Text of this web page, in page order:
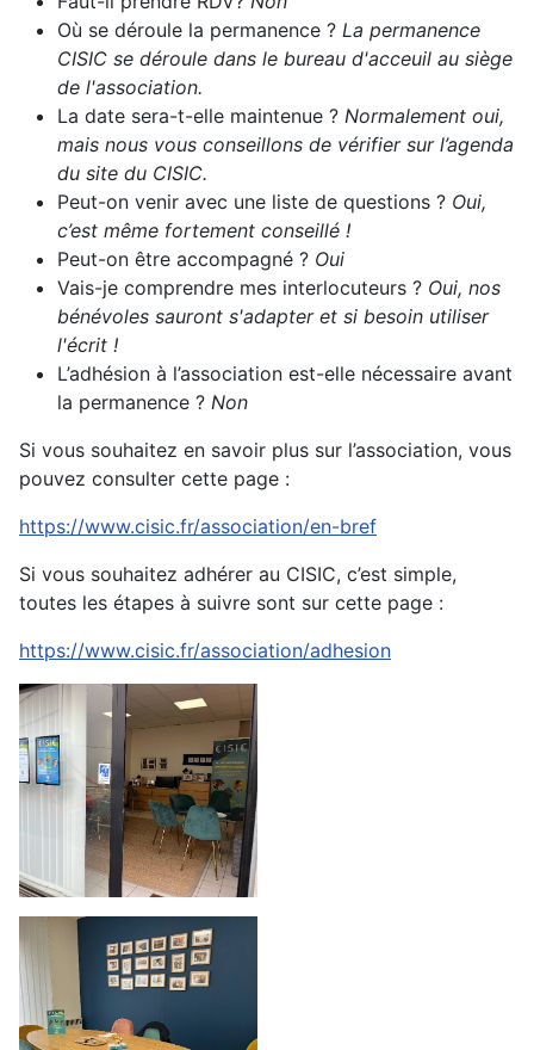
Où se déroule la permanence ? La permanence
CISIC se déroule dans le bureau d'acceuil au siège
de l'association.
La date sera-t-elle maintenue ? Normalement oui,
mais nous vous conseillons de vérifier sur l’agenda
du site du CISIC.
Peut-on venir avec une liste de questions ? Oui,
c’est même fortement conseillé !
Peut-on être accompagné ? Oui
Vais-je comprendre mes interlocuteurs ? Oui, nos
bénévoles sauront s'adapter et si besoin utiliser
l'écrit !
L’adhésion à l’association est-elle nécessaire avant
la permanence ? Non
Si vous souhaitez en savoir plus sur l’association, vous
pouvez consulter cette page :
https://www.cisic.fr/association/en-bref
Si vous souhaitez adhérer au CISIC, c’est simple,
toutes les étapes à suivre sont sur cette page :
https://www.cisic.fr/association/adhesion